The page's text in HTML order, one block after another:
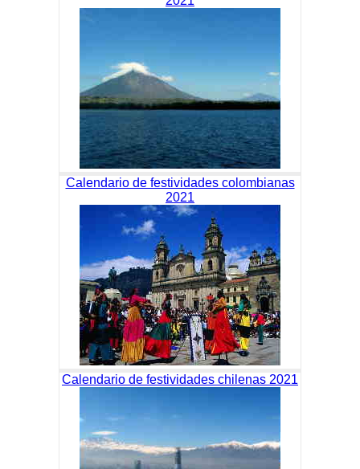
Calendario de festividades colombianas
2021
Calendario de festividades chilenas 2021